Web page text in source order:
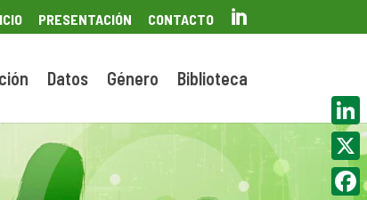
PRESENTACIÓN CONTACTO 
Datos Género Biblioteca
X